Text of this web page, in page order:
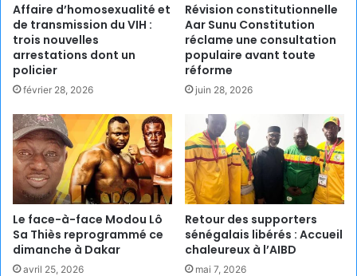
Affaire d’homosexualité et
de transmission du VIH :
trois nouvelles
arrestations dont un
policier
février 28, 2026
Révision constitutionnelle
Aar Sunu Constitution
réclame une consultation
populaire avant toute
réforme
juin 28, 2026
Le face-à-face Modou Lô
Sa Thiès reprogrammé ce
dimanche à Dakar
avril 25, 2026
Retour des supporters
sénégalais libérés : Accueil
chaleureux à l’AIBD
mai 7, 2026